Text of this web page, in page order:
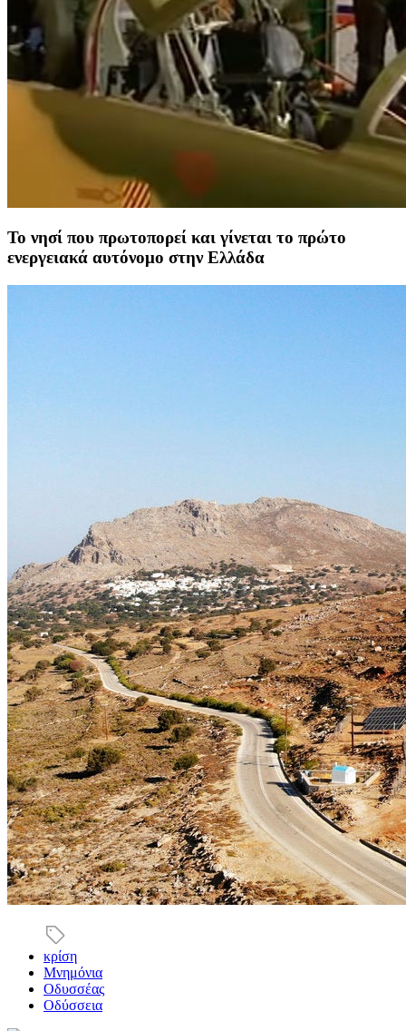
Το νησί που πρωτοπορεί και γίνεται το πρώτο
ενεργειακά αυτόνομο στην Ελλάδα
κρίση
Μνημόνια
Οδυσσέας
Οδύσσεια